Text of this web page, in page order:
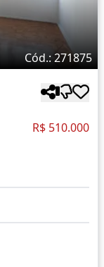
Cód.: 271875
R$ 510.000